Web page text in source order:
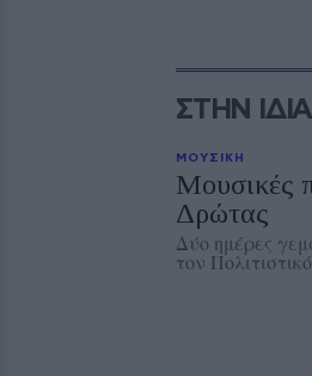
ΣΤΗΝ
ΜΟΥΣΙΚΗ
Μουσικές
Δρώτας
Δύο ημέρες
τον